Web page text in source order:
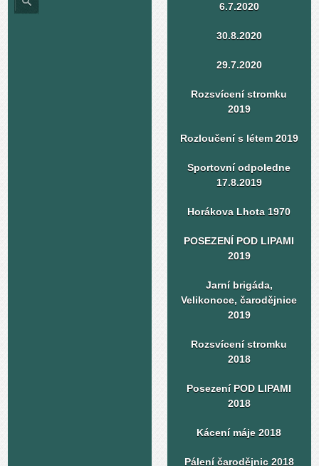
6.7.2020
30.8.2020
29.7.2020
Rozsvícení stromku
2019
Rozloučení s létem 2019
Sportovní odpoledne
17.8.2019
Horákova Lhota 1970
POSEZENÍ POD LIPAMI
2019
Jarní brigáda,
Velikonoce, čarodějnice
2019
Rozsvícení stromku
2018
Posezení POD LIPAMI
2018
Kácení máje 2018
Pálení čarodějnic 2018